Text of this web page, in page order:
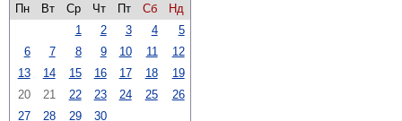
Пн
Вт Ср Чт Пт Сб
Нд
1
2 3 4
5
6
7 8 9 10 11
12
13
14 15 16 17 18
19
20
21 22 23 24 25
26
27
28 29 30